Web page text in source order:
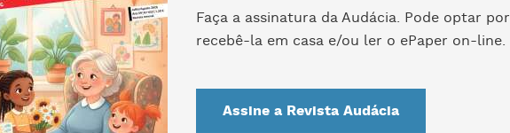
Faça a assinatura da Audácia. Pode optar por
recebê-la em casa e/ou ler o ePaper on-line.
Assine a Revista Audácia